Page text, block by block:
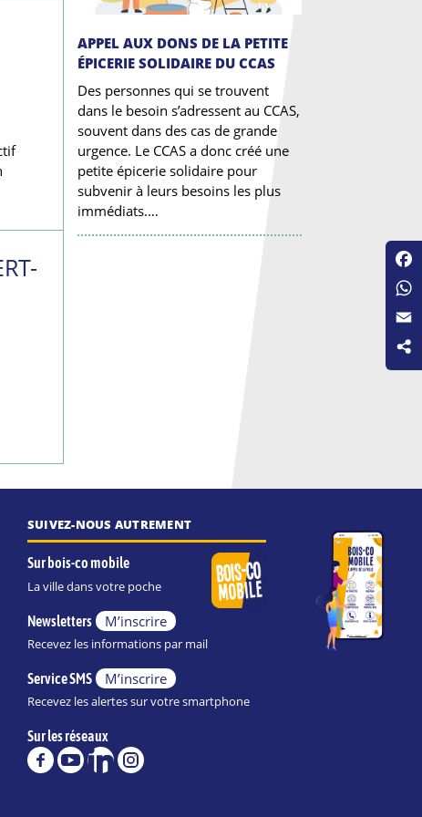
APPEL AUX DONS DE LA PETITE
ÉPICERIE SOLIDAIRE DU CCAS
Des personnes qui se trouvent
dans le besoin s’adressent au CCAS,
souvent dans des cas de grande
urgence. Le CCAS a donc créé une
petite épicerie solidaire pour
subvenir à leurs besoins les plus
immédiats.…
SUIVEZ-NOUS AUTREMENT
Sur bois-co mobile
La ville dans votre poche
Newsletters M’inscrire
Recevez les informations par mail
Service SMS M’inscrire
Recevez les alertes sur votre smartphone
Sur les réseaux